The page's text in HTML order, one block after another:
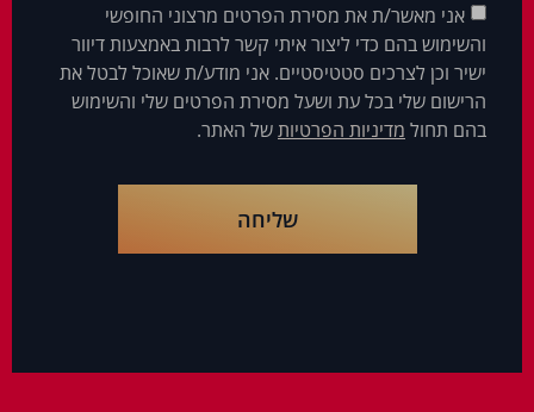
אני מאשר/ת את מסירת הפרטים מרצוני החופשי
והשימוש בהם כדי ליצור איתי קשר לרבות באמצעות דיוור
ישיר וכן לצרכים סטטיסטיים. אני מודע/ת שאוכל לבטל את
הרישום שלי בכל עת ושעל מסירת הפרטים שלי והשימוש
בהם תחול מדיניות הפרטיותשל האתר.
שליחה